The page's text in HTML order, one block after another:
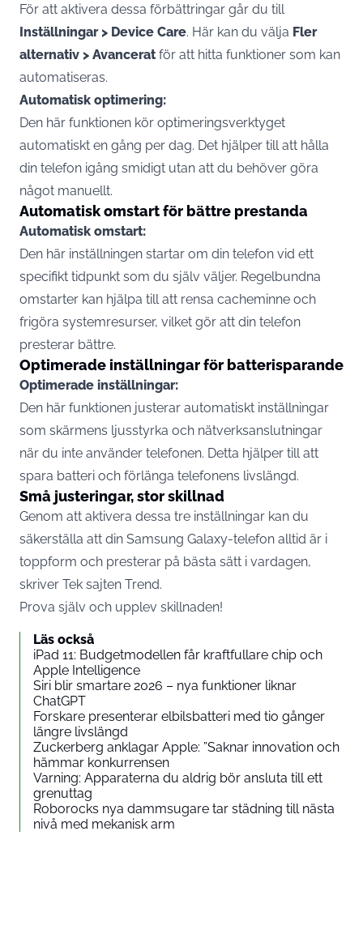
För att aktivera dessa förbättringar går du till
Inställningar > Device Care. Här kan du välja Fler
alternativ > Avancerat för att hitta funktioner som kan
automatiseras.
Automatisk optimering:
Den här funktionen kör optimeringsverktyget
automatiskt en gång per dag. Det hjälper till att hålla
din telefon igång smidigt utan att du behöver göra
något manuellt.
Automatisk omstart för bättre prestanda
Automatisk omstart:
Den här inställningen startar om din telefon vid ett
specifikt tidpunkt som du själv väljer. Regelbundna
omstarter kan hjälpa till att rensa cacheminne och
frigöra systemresurser, vilket gör att din telefon
presterar bättre.
Optimerade inställningar för batterisparande
Optimerade inställningar:
Den här funktionen justerar automatiskt inställningar
som skärmens ljusstyrka och nätverksanslutningar
när du inte använder telefonen. Detta hjälper till att
spara batteri och förlänga telefonens livslängd.
Små justeringar, stor skillnad
Genom att aktivera dessa tre inställningar kan du
säkerställa att din Samsung Galaxy-telefon alltid är i
toppform och presterar på bästa sätt i vardagen,
skriver Tek sajten Trend.
Prova själv och upplev skillnaden!
Läs också
iPad 11: Budgetmodellen får kraftfullare chip och
Apple Intelligence
Siri blir smartare 2026 – nya funktioner liknar
ChatGPT
Forskare presenterar elbilsbatteri med tio gånger
längre livslängd
Zuckerberg anklagar Apple: ”Saknar innovation och
hämmar konkurrensen
Varning: Apparaterna du aldrig bör ansluta till ett
grenuttag
Roborocks nya dammsugare tar städning till nästa
nivå med mekanisk arm